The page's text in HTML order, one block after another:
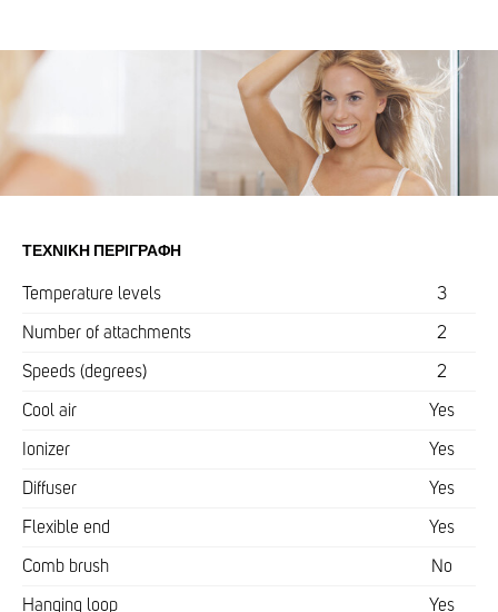
ΤΕΧΝΙΚΉ ΠΕΡΙΓΡΑΦΉ
Temperature levels 3
Number of attachments 2
Speeds (degrees) 2
Cool air Yes
Ionizer Yes
Diffuser Yes
Flexible end Yes
Comb brush No
Hanging loop Yes